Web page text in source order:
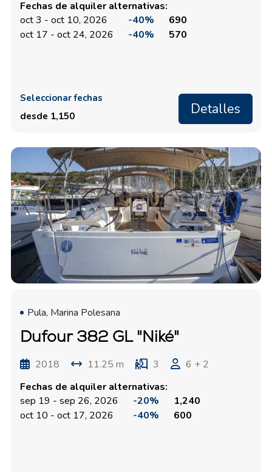
Fechas de alquiler alternativas:
oct 3 - oct 10, 2026
-40%
690
oct 17 - oct 24, 2026
-40% 570
Seleccionar fechas
desde 1,150
Detalles
Pula, Marina Polesana
Dufour 382 GL "Niké"
2018 11.25 m 3
6 + 2
Fechas de alquiler alternativas:
sep 19 - sep 26, 2026
-20%
1,240
oct 10 - oct 17, 2026
-40% 600